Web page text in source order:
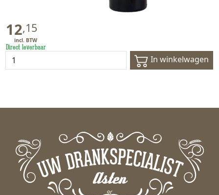
12,15
Direct leverbaar
In winkelwagen